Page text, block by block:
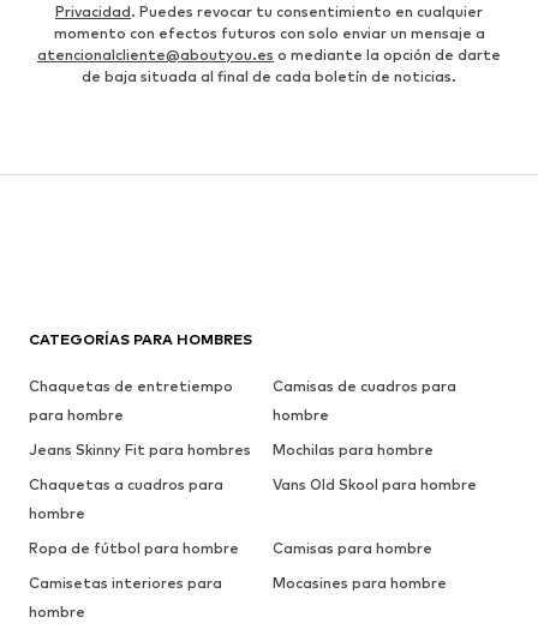
Privacidad. Puedes revocar tu consentimiento en cualquier
momento con efectos futuros con solo enviar un mensaje a
atencionalcliente@aboutyou.es o mediante la opción de darte
de baja situada al final de cada boletín de noticias.
CATEGORÍAS PARA HOMBRES
Chaquetas de entretiempo
para hombre
Camisas de cuadros para
hombre
Jeans Skinny Fit para hombres
Mochilas para hombre
Chaquetas a cuadros para
hombre
Vans Old Skool para hombre
Ropa de fútbol para hombre
Camisas para hombre
Camisetas interiores para
hombre
Mocasines para hombre